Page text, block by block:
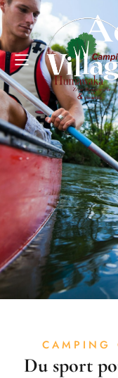
CAMPING
Du sport